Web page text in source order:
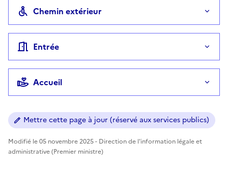
Chemin extérieur
Entrée
Accueil
Mettre cette page à jour (réservé aux services publics)
Modifié le 05 novembre 2025 - Direction de l'information légale et
administrative (Premier ministre)